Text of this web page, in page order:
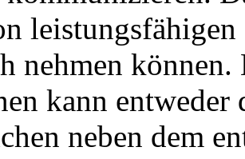
nehmen
kann
neben dem